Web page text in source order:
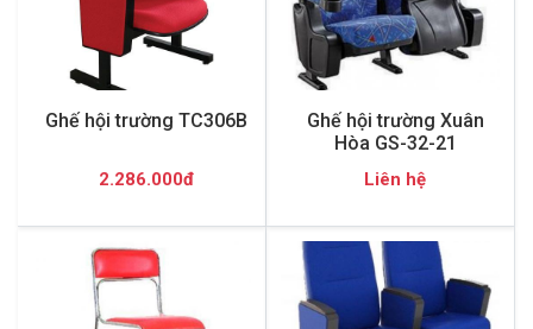
Ghế hội trường TC306B
2.286.000đ
Ghế hội trường Xuân
Hòa GS-32-21
Liên hệ